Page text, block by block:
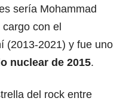
sería Mohammad
con el
(2013-2021) y fue uno
nuclear de 2015.
del rock entre